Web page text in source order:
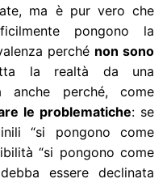
ma è pur vero che
pongono la
perché non sono
la realtà da una
anche perché, come
le problematiche: se
“si pongono come
“si pongono come
essere declinata